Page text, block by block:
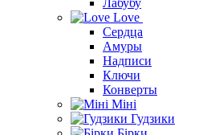
Лабубу
Love
Сердца
Амуры
Надписи
Ключи
Конверты
Міні
Гудзики